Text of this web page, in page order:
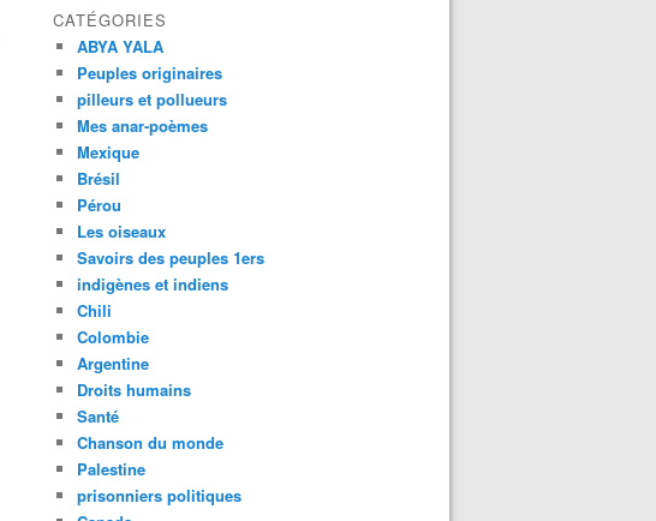
CATÉGORIES
ABYA YALA
Peuples originaires
pilleurs et pollueurs
Mes anar-poèmes
Mexique
Brésil
Pérou
Les oiseaux
Savoirs des peuples 1ers
indigènes et indiens
Chili
Colombie
Argentine
Droits humains
Santé
Chanson du monde
Palestine
prisonniers politiques